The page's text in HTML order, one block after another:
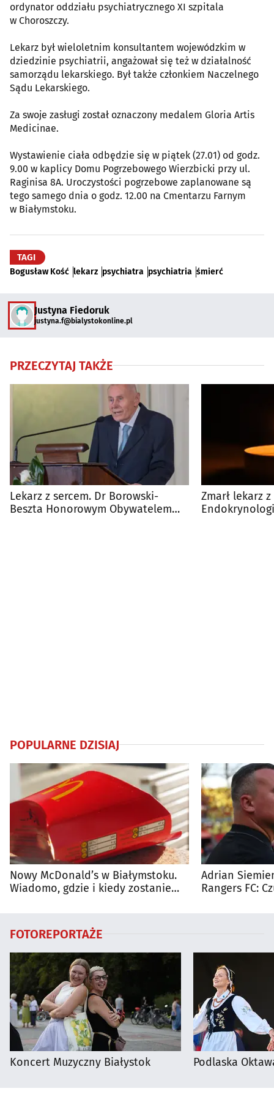
ordynator oddziału psychiatrycznego XI szpitala
w Choroszczy.
Lekarz był wieloletnim konsultantem wojewódzkim w
dziedzinie psychiatrii, angażował się też w działalność
samorządu lekarskiego. Był także członkiem Naczelnego
Sądu Lekarskiego.
Za swoje zasługi został oznaczony medalem Gloria Artis
Medicinae.
Wystawienie ciała odbędzie się w piątek (27.01) od godz.
9.00 w kaplicy Domu Pogrzebowego Wierzbicki przy ul.
Raginisa 8A. Uroczystości pogrzebowe zaplanowane są
tego samego dnia o godz. 12.00 na Cmentarzu Farnym
w Białymstoku.
TAGI
Bogusław Kość lekarz psychiatra psychiatria śmierć
Justyna Fiedoruk
justyna.f@bialystokonline.pl
PRZECZYTAJ TAKŻE
Lekarz z sercem. Dr Borowski-
Beszta Honorowym Obywatelem
Zmarł lekarz
POPULARNE DZISIAJ
Nowy McDonald’s w Białymstoku.
Wiadomo, gdzie i kiedy zostanie
Adrian
Rangers FC:
FOTOREPORTAŻE
Koncert Muzyczny Białystok Podlaska